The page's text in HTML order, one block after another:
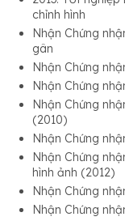
chỉnh hình
Nhận Chứng
gân
Nhận Chứng
Nhận Chứng
Nhận Chứng
(2010)
Nhận Chứng
Nhận Chứng
hình ảnh (2012)
Nhận Chứng
Nhận Chứng